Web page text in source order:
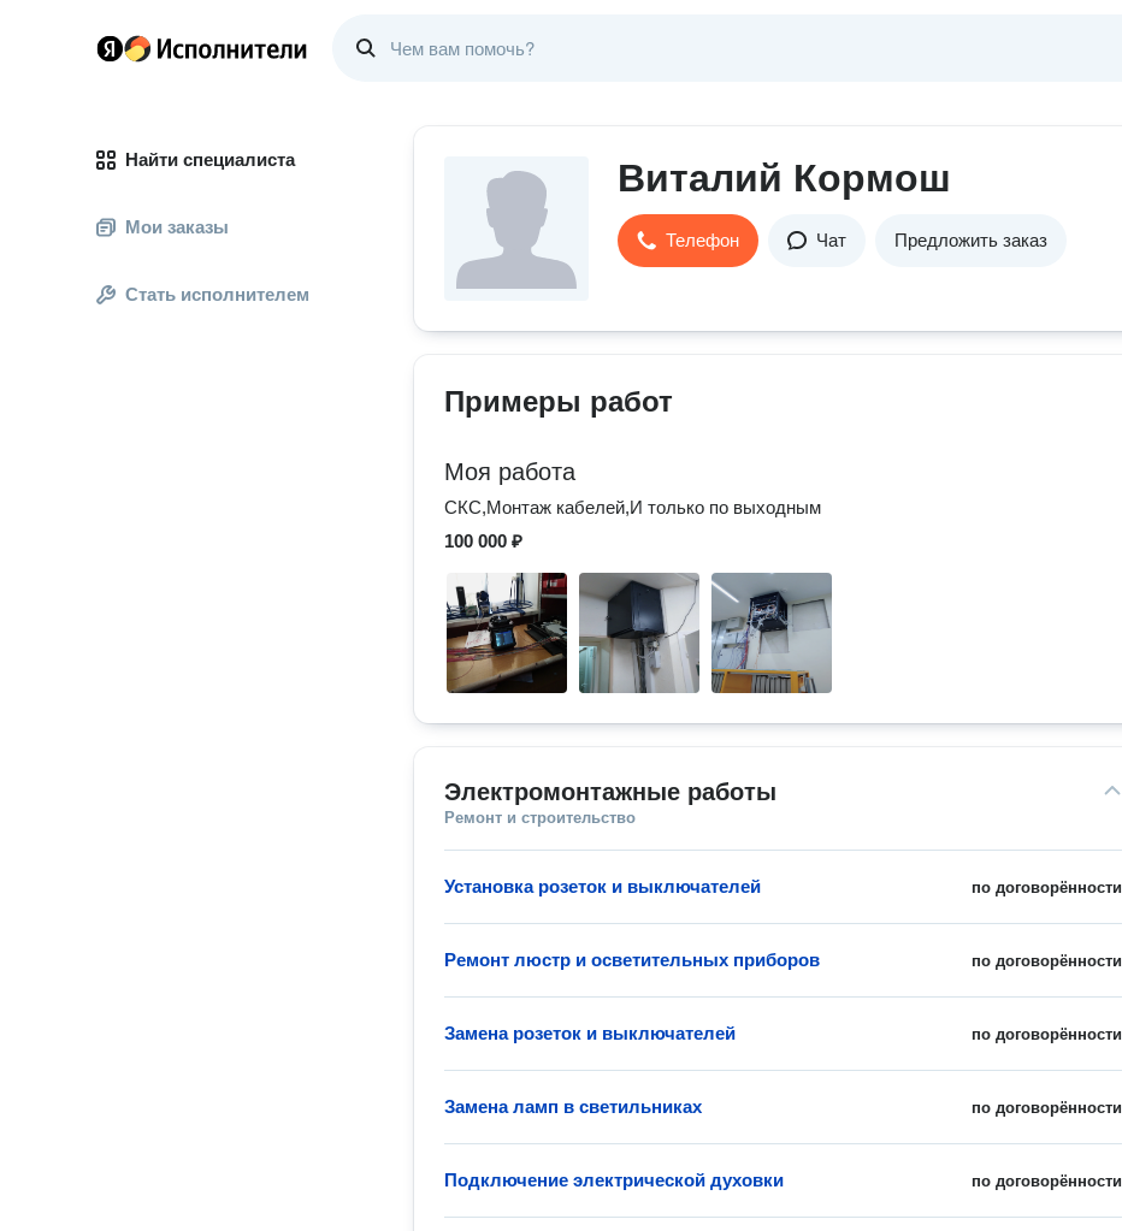
Найти специалиста
Мои заказы
Стать исполнителем
Виталий Кормош
Телефон Чат Предложить заказ
Примеры работ
Моя работа
СКС,Монтаж кабелей,И только по выходным
100 000 ₽
Электромонтажные работы
Ремонт и строительство
по договорённости
Установка розеток и выключателей
по договорённости
Ремонт люстр и осветительных приборов
по договорённости
Замена розеток и выключателей
по договорённости
Замена ламп в светильниках
по договорённости
Подключение электрической духовки